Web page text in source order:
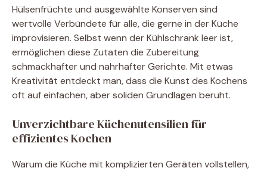
Hülsenfrüchte und ausgewählte Konserven sind
wertvolle Verbündete für alle, die gerne in der Küche
improvisieren. Selbst wenn der Kühlschrank leer ist,
ermöglichen diese Zutaten die Zubereitung
schmackhafter und nahrhafter Gerichte. Mit etwas
Kreativität entdeckt man, dass die Kunst des Kochens
oft auf einfachen, aber soliden Grundlagen beruht.
Unverzichtbare Küchenutensilien für
effizientes Kochen
Warum die Küche mit komplizierten Geräten vollstellen,